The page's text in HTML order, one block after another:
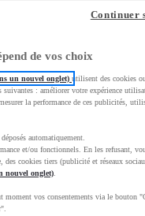
Dans quelle
de vos choix
un nouvel onglet) utilisent des cookies
: améliorer votre expérience
la performance de ces publicités,
automatiquement.
et/ou fonctionnels. En les refusant,
des cookies tiers (publicité et réseaux
nouvel onglet)
vos consentements via le bouton
Continuer